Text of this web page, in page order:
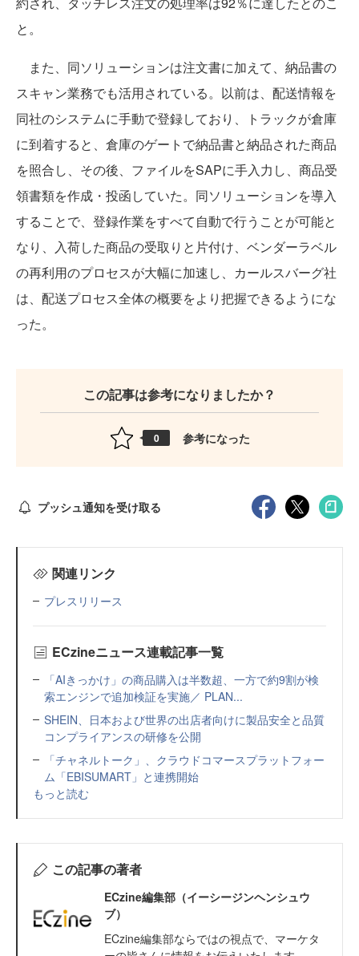
と。
また、同ソリューションは注文書に加えて、納品書の
スキャン業務でも活用されている。以前は、配送情報を
同社のシステムに手動で登録しており、トラックが倉庫
に到着すると、倉庫のゲートで納品書と納品された商品
を照合し、その後、ファイルをSAPに手入力し、商品受
領書類を作成・投函していた。同ソリューションを導入
することで、登録作業をすべて自動で行うことが可能と
なり、入荷した商品の受取りと片付け、ベンダーラベル
の再利用のプロセスが大幅に加速し、カールスバーグ社
は、配送プロセス全体の概要をより把握できるようにな
った。
この記事は参考になりましたか？
0 参考になった
プッシュ通知を受け取る
関連リンク
プレスリリース
ECzineニュース連載記事一覧
「AIきっかけ」の商品購入は半数超、一方で約9割が検
索エンジンで追加検証を実施／ PLAN...
SHEIN、日本および世界の出店者向けに製品安全と品質
コンプライアンスの研修を公開
「チャネルトーク」、クラウドコマースプラットフォー
ム「EBISUMART」と連携開始
もっと読む
この記事の著者
ECzine編集部（イーシージンヘンシュウ
ブ）
ECzine編集部ならではの視点で、マーケタ